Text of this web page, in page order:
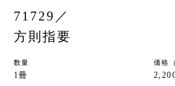
71729／
方則指要
数量
1冊
価格